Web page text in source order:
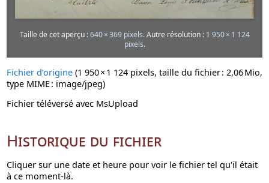
Taille de cet aperçu :640 × 369 pixels.Autre résolution : 1 950 × 1 124
pixels.
Fichier d’origine‎ (1 950 × 1 124 pixels, taille du fichier : 2,06 Mio,
type MIME : image/jpeg)
Fichier téléversé avec MsUpload
Historique du fichier
Cliquer sur une date et heure pour voir le fichier tel qu'il était
à ce moment-là.